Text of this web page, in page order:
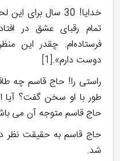
خدایا! 30 سال
تمام رقبای عشق در
فرستاده‌ام. چقدر این
دوست دارم».[1]
راستی را! حاج قاسم چه
طور با او سخن گفت؟ آیا
حاج قاسم متوجه آن می
حاج قاسم به حقیقت نظر
شد.